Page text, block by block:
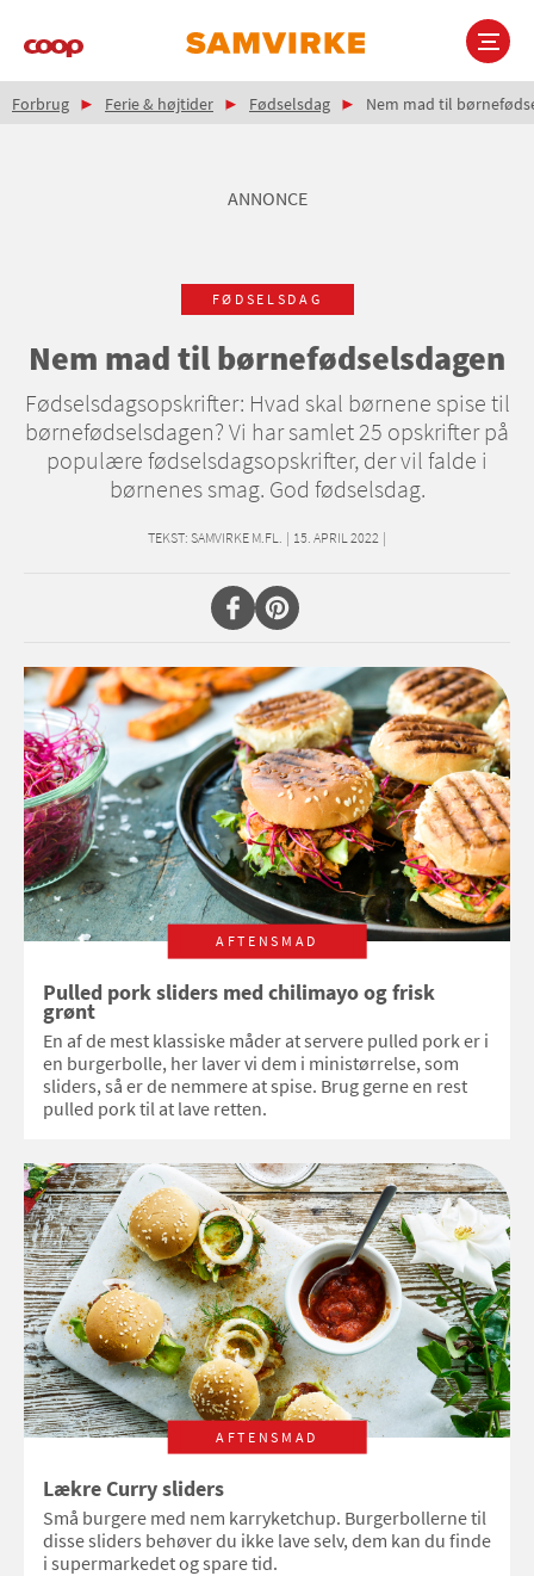
Main
Brødkrumme
Forbrug Ferie & højtider Fødselsdag Nem mad til
ANNONCE
FØDSELSDAG
Nem mad til børnefødselsdagen
Fødselsdagsopskrifter: Hvad skal børnene spise til
børnefødselsdagen? Vi har samlet 25 opskrifter på
populære fødselsdagsopskrifter, der vil falde i
børnenes smag. God fødselsdag.
TEKST: SAMVIRKE M.FL. | 15. APRIL 2022 |
AFTENSMAD
Pulled pork sliders med chilimayo og frisk
grønt
En af de mest klassiske måder at servere pulled pork er i
en burgerbolle, her laver vi dem i ministørrelse, som
sliders, så er de nemmere at spise. Brug gerne en rest
pulled pork til at lave retten.
AFTENSMAD
Lækre Curry sliders
Små burgere med nem karryketchup. Burgerbollerne til
disse sliders behøver du ikke lave selv, dem kan du finde
i supermarkedet og spare tid.